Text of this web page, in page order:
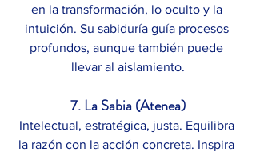
en la transformación, lo oculto y la
intuición. Su sabiduría guía procesos
profundos, aunque también puede
llevar al aislamiento.
7. La Sabia (Atenea)
Intelectual, estratégica, justa. Equilibra
la razón con la acción concreta. Inspira